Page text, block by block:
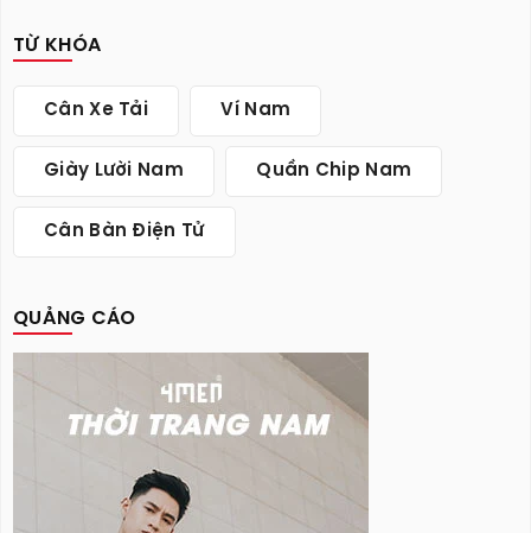
TỪ KHÓA
Cân Xe Tải Ví Nam
Giày Lười Nam Quần Chip Nam
Cân Bàn Điện Tử
QUẢNG CÁO